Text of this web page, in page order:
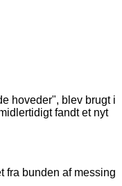
hoveder", blev brugt i
fandt et nyt
fra bunden af ​​messing